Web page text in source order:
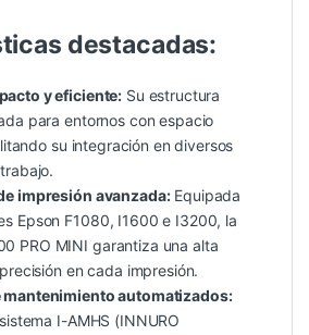
destacadas:
y eficiente: Su estructura
para entornos con espacio
su integración en diversos
impresión avanzada:Equipada
Epson F1080, I1600 e I3200, la
PRO MINI garantiza una alta
en cada impresión.
mantenimiento automatizados:
I-AMHS (INNURO